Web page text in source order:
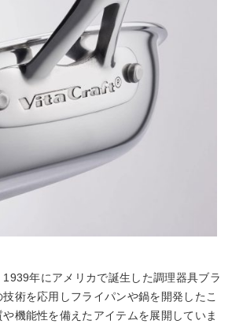
1939年にアメリカで誕生した調理器具ブラ
術を応用しフライパンや鍋を開発したこ
機能性を備えたアイテムを展開していま